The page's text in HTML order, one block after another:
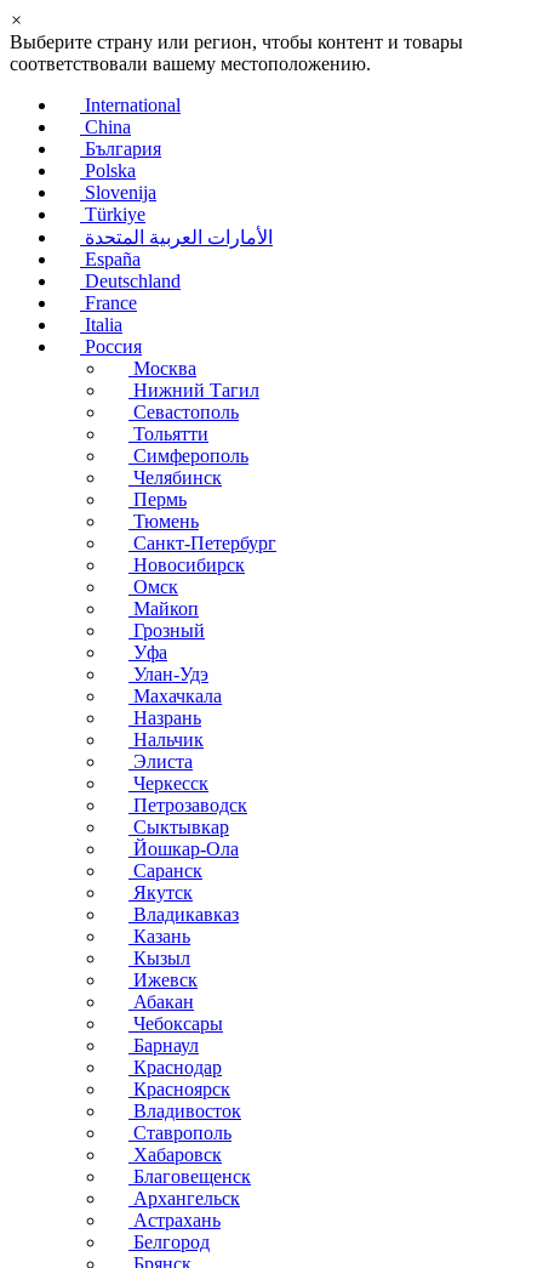
×
Выберите страну или регион, чтобы контент и товары
соответствовали вашему местоположению.
International
China
България
Polska
Slovenija
Türkiye
الأمارات العربية المتحدة
España
Deutschland
France
Italia
Россия
Москва
Нижний Тагил
Севастополь
Тольятти
Симферополь
Челябинск
Пермь
Тюмень
Санкт-Петербург
Новосибирск
Омск
Майкоп
Грозный
Уфа
Улан-Удэ
Махачкала
Назрань
Нальчик
Элиста
Черкесск
Петрозаводск
Сыктывкар
Йошкар-Ола
Саранск
Якутск
Владикавказ
Казань
Кызыл
Ижевск
Абакан
Чебоксары
Барнаул
Краснодар
Красноярск
Владивосток
Ставрополь
Хабаровск
Благовещенск
Архангельск
Астрахань
Белгород
Брянск